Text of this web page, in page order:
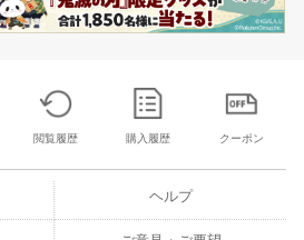
閲覧履歴 購入履歴 クーポン
ヘルプ